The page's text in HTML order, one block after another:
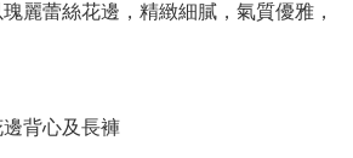
麗蕾絲花邊，精緻細膩，氣質優雅，
邊背心及長褲